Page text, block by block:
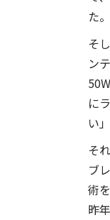
た
そ
ン
に
い
そ
ブ
術
昨